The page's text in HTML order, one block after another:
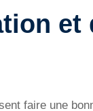
et
faire une